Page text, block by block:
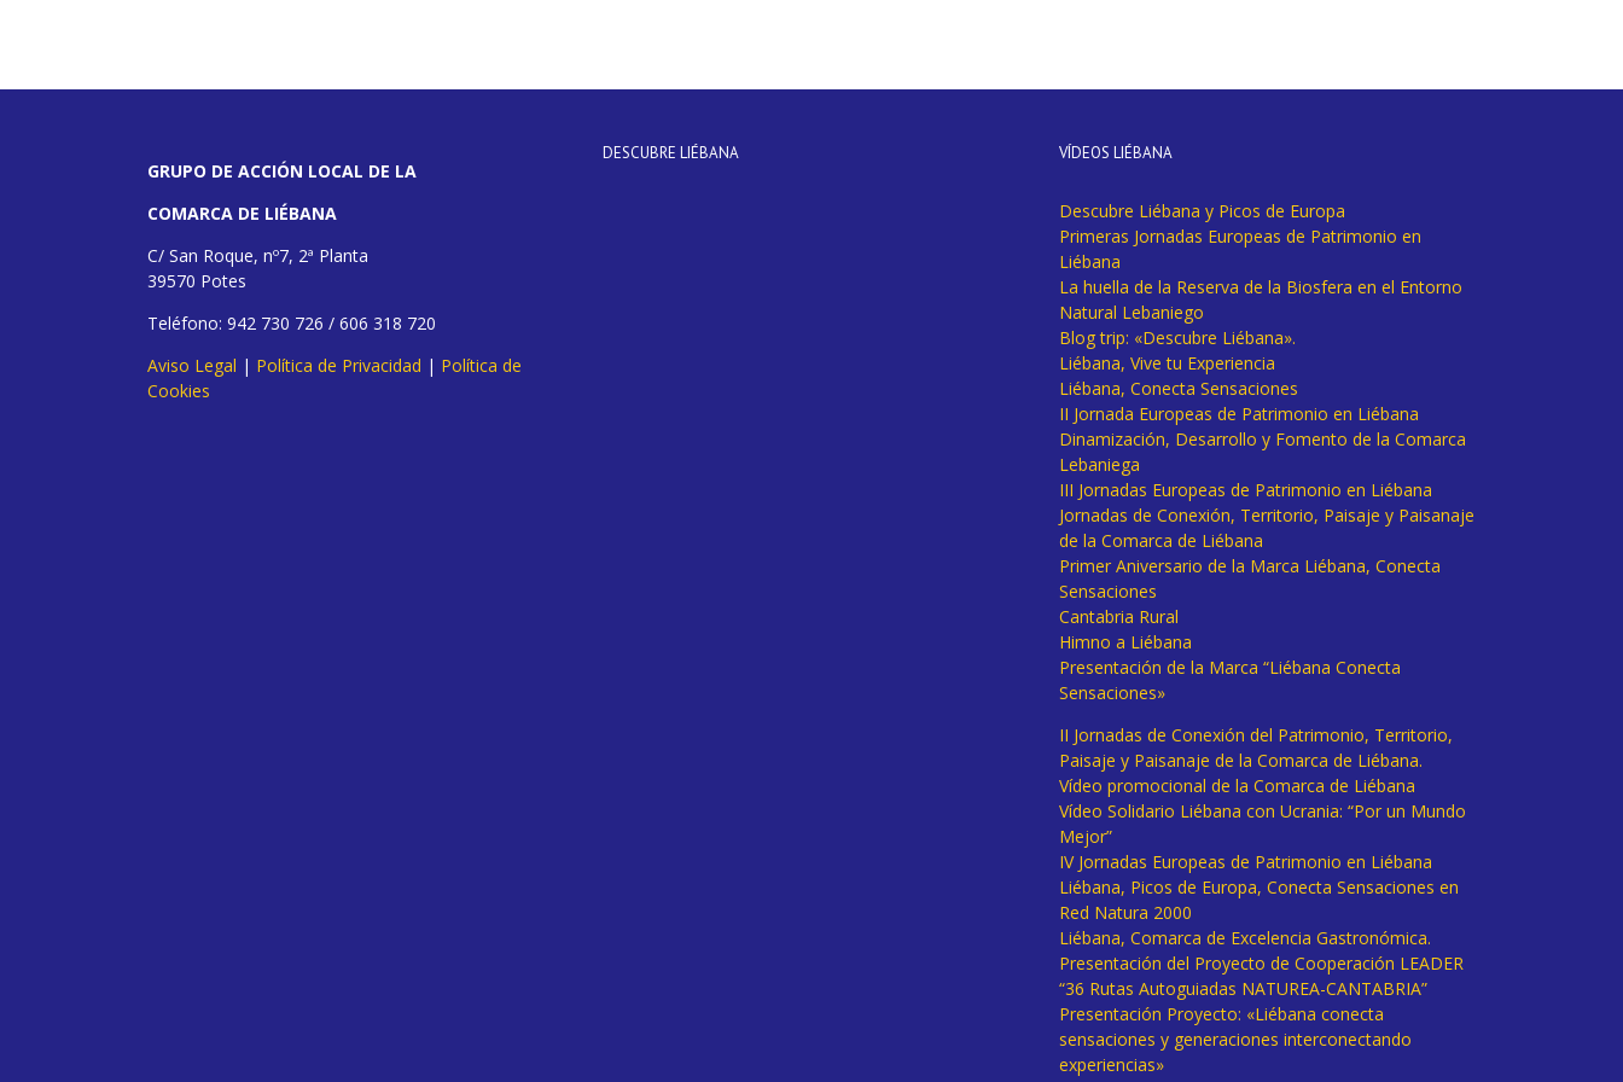
GRUPO DE ACCIÓN LOCAL DE LA
COMARCA DE LIÉBANA
C/ San Roque, nº7, 2ª Planta
39570 Potes
Teléfono: 942 730 726 / 606 318 720
Aviso Legal | Política de Privacidad | Política de
Cookies
DESCUBRE LIÉBANA VÍDEOS LIÉBANA
Descubre Liébana y Picos de Europa
Primeras Jornadas Europeas de Patrimonio en
Liébana
La huella de la Reserva de la Biosfera en el Entorno
Natural Lebaniego
Blog trip: «Descubre Liébana».
Liébana, Vive tu Experiencia
Liébana, Conecta Sensaciones
II Jornada Europeas de Patrimonio en Liébana
Dinamización, Desarrollo y Fomento de la Comarca
Lebaniega
III Jornadas Europeas de Patrimonio en Liébana
Jornadas de Conexión, Territorio, Paisaje y Paisanaje
de la Comarca de Liébana
Primer Aniversario de la Marca Liébana, Conecta
Sensaciones
Cantabria Rural
Himno a Liébana
Presentación de la Marca “Liébana Conecta
Sensaciones»
II Jornadas de Conexión del Patrimonio, Territorio,
Paisaje y Paisanaje de la Comarca de Liébana.
Vídeo promocional de la Comarca de Liébana
Vídeo Solidario Liébana con Ucrania: “Por un Mundo
Mejor”
IV Jornadas Europeas de Patrimonio en Liébana
Liébana, Picos de Europa, Conecta Sensaciones en
Red Natura 2000
Liébana, Comarca de Excelencia Gastronómica.
Presentación del Proyecto de Cooperación LEADER
“36 Rutas Autoguiadas NATUREA-CANTABRIA”
Presentación Proyecto: «Liébana conecta
sensaciones y generaciones interconectando
experiencias»